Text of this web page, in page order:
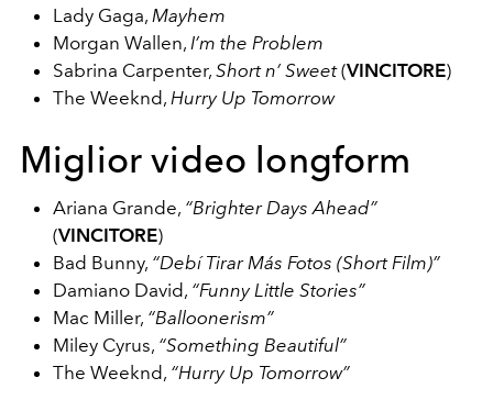
Lady Gaga, Mayhem
Morgan Wallen, I’m the Problem
Sabrina Carpenter, Short n’ Sweet(VINCITORE)
The Weeknd, Hurry Up Tomorrow
Miglior video longform
Ariana Grande, “Brighter Days Ahead”
(VINCITORE)
Bad Bunny, “Debí Tirar Más Fotos (Short Film)”
Damiano David, “Funny Little Stories”
Mac Miller, “Balloonerism”
Miley Cyrus, “Something Beautiful”
The Weeknd, “Hurry Up Tomorrow”